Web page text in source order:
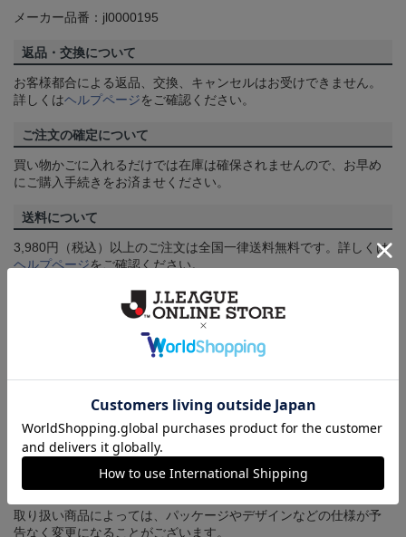
メーカー品番：jl0000195
返品・交換について
お客様都合による返品、交換、キャンセルはお受けできません。
詳しくはヘルプページをご確認ください。
ご注文の確定について
買い物かごに入れるだけでは在庫は確保されませんので、お早め
にご購入手続きをお済ませください。
送料について
3,980円（税込）以上のご注文は全国一律送料無料です。詳しくは
ヘルプページをご確認ください。
配送方法について
一部商品はメール便でのお届けとなる場合がございます。詳しく
をご確認ください。
商品について
【カラーについて】
商品画像は、お使いのパソコンのモニターおよびスマートフォン
のメーカー・機種・画面設定等により、実際の商品の色と異なっ
て見える場合がございます。あらかじめご了承ください。
取り扱い商品によっては、パッケージやデザインなどの仕様が予
告なく変更になることがございます。